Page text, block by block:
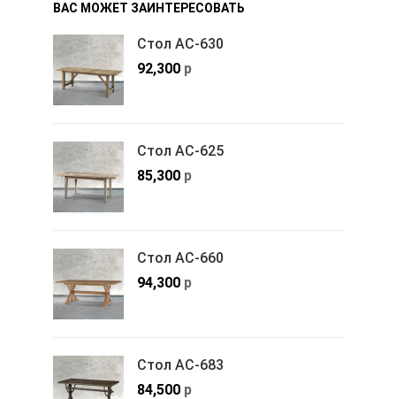
ВАС МОЖЕТ ЗАИНТЕРЕСОВАТЬ
Стол АС-630
92,300 р
Стол АС-625
85,300 р
Стол АС-660
94,300 р
Стол АС-683
84,500 р